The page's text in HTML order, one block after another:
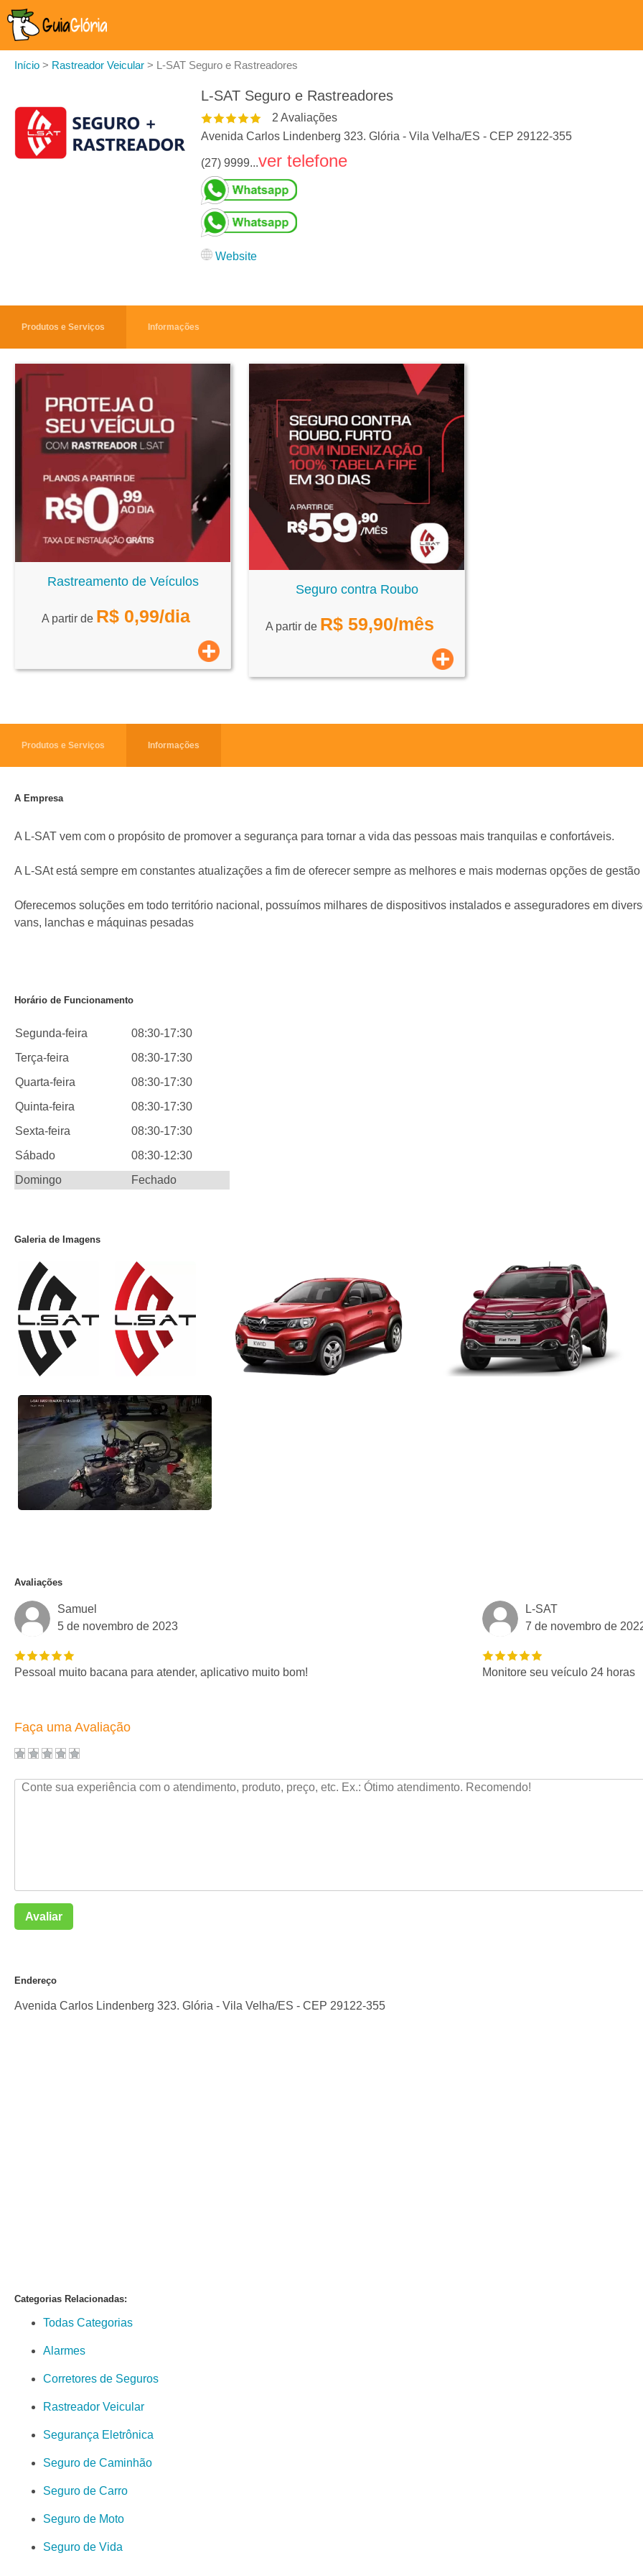
Início > Rastreador Veicular > L-SAT Seguro e Rastreadores
L-SAT Seguro e Rastreadores
2 Avaliações
Avenida Carlos Lindenberg 323. Glória - Vila Velha/ES - CEP 29122-355
(27) 9999...ver telefone
Website
Produtos e Serviços Informações
Rastreamento de Veículos
A partir de R$ 0,99/dia
Seguro contra Roubo
A partir de R$ 59,90/mês
Produtos e Serviços Informações
A Empresa
A L-SAT vem com o propósito de promover a segurança para tornar a vida das pessoas mais tranquilas e confortáveis.
A L-SAt está sempre em constantes atualizações a fim de oferecer sempre as melhores e mais modernas opções de
Oferecemos soluções em todo território nacional, possuímos milhares de dispositivos instalados e asseguradores em
vans, lanchas e máquinas pesadas
Horário de Funcionamento
Segunda-feira
08:30-17:30
Terça-feira
08:30-17:30
Quarta-feira
08:30-17:30
Quinta-feira
08:30-17:30
Sexta-feira
08:30-17:30
Sábado
08:30-12:30
Domingo
Fechado
Galeria de Imagens
Avaliações
Samuel
5 de novembro de 2023
Pessoal muito bacana para atender, aplicativo muito bom!
L-SAT
7 de novembro de
Monitore seu veículo 24 horas
Faça uma Avaliação
Avaliar
Endereço
Avenida Carlos Lindenberg 323. Glória - Vila Velha/ES - CEP 29122-355
Categorias Relacionadas:
Todas Categorias
Alarmes
Corretores de Seguros
Rastreador Veicular
Segurança Eletrônica
Seguro de Caminhão
Seguro de Carro
Seguro de Moto
Seguro de Vida